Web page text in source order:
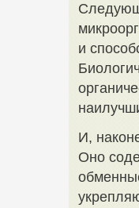
и
И,
Оно